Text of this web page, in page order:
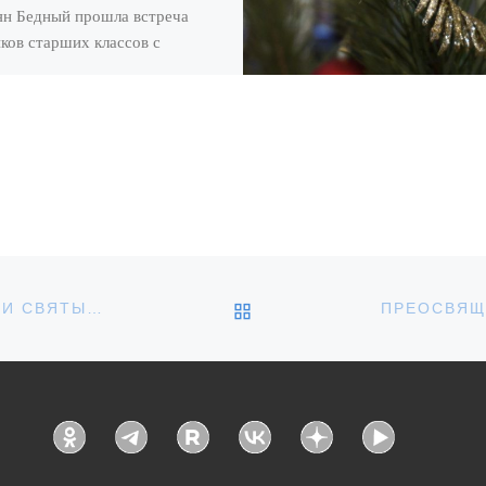
Бедный прошла встреча
старших классов с
АРХИЕРЕЙСКОЕ БОГОСЛУЖЕНИЕ В ДЕНЬ ПАМЯТИ СВЯТЫХ ПЕРВОВЕРХОВНЫХ АПОСТОЛОВ ПЕТРА И ПАВЛА В ХРИСТОРОЖДЕСТВЕНСКОМ СОБОРЕ Г. УВАРОВО ОБРАТНО К СПИСКУ